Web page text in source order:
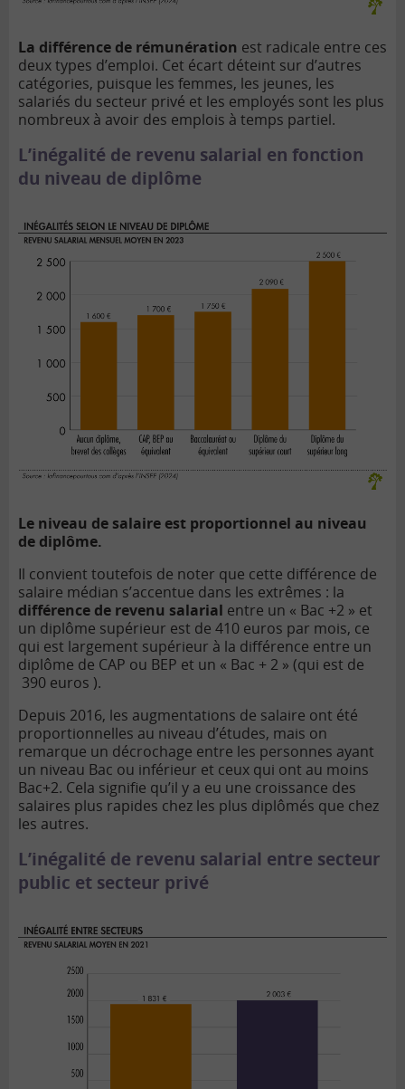
La différence de rémunération est radicale entre ces
deux types d’emploi. Cet écart déteint sur d’autres
catégories, puisque les femmes, les jeunes, les
salariés du secteur privé et les employés sont les plus
nombreux à avoir des emplois à temps partiel.
L’inégalité de revenu salarial en fonction
du niveau de diplôme
Le niveau de salaire est proportionnel au niveau
de diplôme.
Il convient toutefois de noter que cette différence de
salaire médian s’accentue dans les extrêmes : la
différence de revenu salarial entre un « Bac +2 » et
un diplôme supérieur est de 410 euros par mois, ce
qui est largement supérieur à la différence entre un
diplôme de CAP ou BEP et un « Bac + 2 » (qui est de
390 euros ).
Depuis 2016, les augmentations de salaire ont été
proportionnelles au niveau d’études, mais on
remarque un décrochage entre les personnes ayant
un niveau Bac ou inférieur et ceux qui ont au moins
Bac+2. Cela signifie qu’il y a eu une croissance des
salaires plus rapides chez les plus diplômés que chez
les autres.
L’inégalité de revenu salarial entre secteur
public et secteur privé